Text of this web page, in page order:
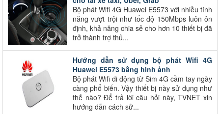
Bộ phát Wifi 4G Huawei E5573 với nhiều tính
năng vượt trội như tốc độ 150Mbps luôn ôn
định, khả năng chia sẻ cho hơn 10 thiết bị đã
trở thành trợ thủ...
Hướng dẫn sử dụng bộ phát Wifi 4G
Huawei E5573 bằng hình ảnh
Bộ phát Wifi di động từ Sim 4G cầm tay ngày
càng phổ biến. Vậy thiết bị này sử dụng như
thế nào? Để trả lời câu hỏi này, TVNET xin
hướng dẫn cách sử...